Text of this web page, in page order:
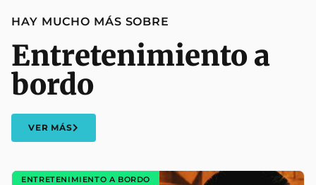
HAY MUCHO MÁS SOBRE
Entretenimiento a
bordo
VER MÁS
ENTRETENIMIENTO A BORDO